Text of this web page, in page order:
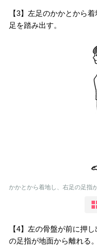
【3】左足のかかとから
足を踏み出す。
かかとから着地し、右足の足指
【4】左の骨盤が前に押
の足指が地面から離れる。